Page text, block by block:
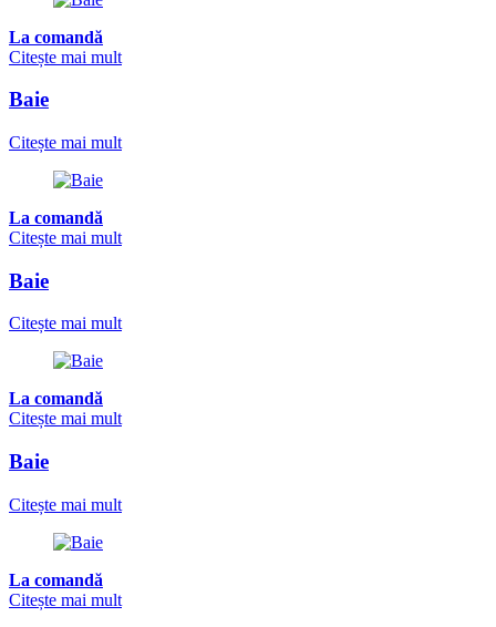
La comandă
Citește mai mult
Baie
Citește mai mult
La comandă
Citește mai mult
Baie
Citește mai mult
La comandă
Citește mai mult
Baie
Citește mai mult
La comandă
Citește mai mult